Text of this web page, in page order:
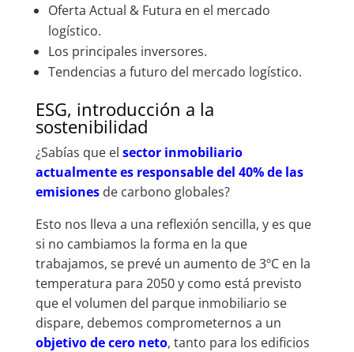
Oferta Actual & Futura en el mercado
logístico.
Los principales inversores.
Tendencias a futuro del mercado logístico.
ESG, introducción a la
sostenibilidad
¿Sabías que el sector inmobiliario
actualmente es responsable del 40% de las
emisiones de carbono globales?
Esto nos lleva a una reflexión sencilla, y es que
si no cambiamos la forma en la que
trabajamos, se prevé un aumento de 3ºC en la
temperatura para 2050 y como está previsto
que el volumen del parque inmobiliario se
dispare, debemos comprometernos a un
objetivo de cero neto, tanto para los edificios